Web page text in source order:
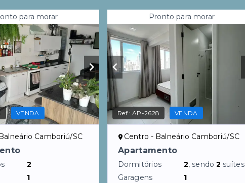
para morar
VENDA
Camboriú/SC
2
1
Pronto para morar
Ref.:AP-2628 VENDA
Centro - Balneário Camboriú/SC
Apartamento
Dormitórios 2, sendo2 suítes
Garagens
1